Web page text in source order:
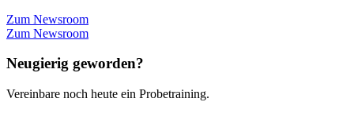
Zum Newsroom
Zum Newsroom
Neugierig geworden?
Vereinbare noch heute ein Probetraining.